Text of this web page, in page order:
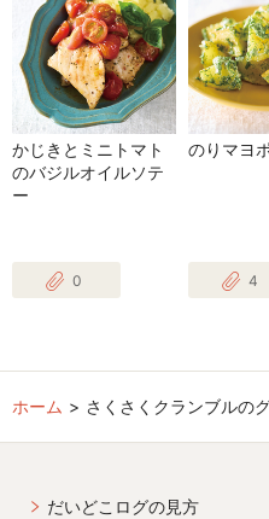
かじきとミニトマト
のバジルオイルソテ
ー
0
のりマヨ
4
ホーム さくさくクランブルの
だいどこログの見方